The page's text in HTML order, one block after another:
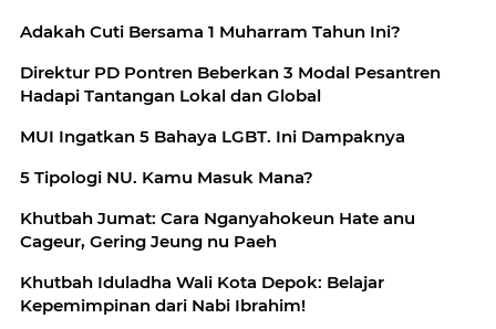
Adakah Cuti Bersama 1 Muharram Tahun Ini?
Direktur PD Pontren Beberkan 3 Modal Pesantren
Hadapi Tantangan Lokal dan Global
MUI Ingatkan 5 Bahaya LGBT. Ini Dampaknya
5 Tipologi NU. Kamu Masuk Mana?
Khutbah Jumat: Cara Nganyahokeun Hate anu
Cageur, Gering Jeung nu Paeh
Khutbah Iduladha Wali Kota Depok: Belajar
Kepemimpinan dari Nabi Ibrahim!